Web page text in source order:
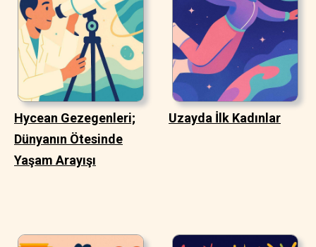
Hycean Gezegenleri;
Dünyanın Ötesinde
Yaşam Arayışı
Uzayda İlk Kadınlar